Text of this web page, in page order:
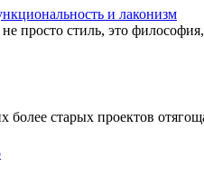
просто стиль, это
более старых проектов